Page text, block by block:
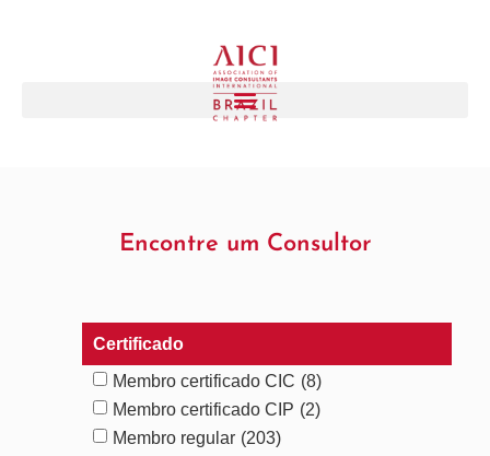
Encontre um Consultor
Certificado
Membro certificado CIC (8)
Membro certificado CIP (2)
Membro regular (203)